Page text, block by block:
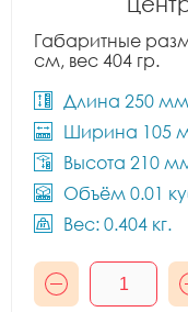
Габаритные
см, вес 404 гр.
Длина 250
Ширина 105
Высота 210
Объём 0.01
Вес: 0.404 кг.